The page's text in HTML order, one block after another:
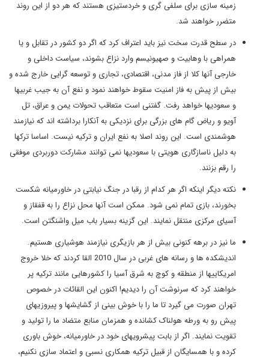
زمینه سازی برای سلفی گری و خردستیزی هستند که هر دو از این روند
متضرر خواهند شد.
در سطح قدرت سخت نیز باید اعتراف کرد که اگر دو کشور در تقابل و یا
همراهی با وهابیت و صهیونیسم وارد نزاع بشوند، سیاست داخلی و
خارجی آنها کلا از فاز مدنی، اقتصادی، تجاری و توسعه گرایی خارج شده و
بیش از پیش به فاز امنیت سقوط خواهند نمود و نفع آن به جیب غربیها
و سعودیها خواهد رفت. گفتنی است متعاقب تحولات یمن و عراق، تل
آویو و ریاض گام های بزرگی برای نزدیکی به آنکارا برداشته اند که نیازمند
هوشمندی است. این روند اصلا به نفع ایران و ترکیه نیست. اساسا ترکها
به دلیل ناسازگاری هویتی با سعودیها نمی توانند مشارکت دوربردی موفقی
را رقم بزنند.
نکته دیگر اینکه اگر هر کدام از رقبا در جنگ نیابتی در خاورمیانه شکست
بخورند، بازی تمام نمی شود. ممکن است آنها محل نزاع را به قفقاز و
آسیای مرکزی منتقل نمایند. این گزینه بسیار باب میل واشنگتن است.
ما نیز در برهه کنونی بیش از هر بازیگری نیازمند هوشیاری هستیم.
اندیشکده ها و رسانه های غربی در سال 2010 القا کردند که خلا خروج
امریکاییها از منطقه و کوچ به شرق آسیا را کشورهایی مانند ترکیه پر
خواهند کرد که سرنوشت آن را دیدیم! اکنون این القائات در خصوص
تهران صورت می گیرد تا ما را با خوش بینی از گشایشها و پیروزیهای
پیش رو به ورطه هولناک کشانده و همزمان منابع متضاد ما را تولید و
تقویت نمایند. اگر از بابت پیشرویهای خود در خاورمیانه، خوش باوری
کرده و با همسایگان از قبیل ترکیه همکاری نسبی و اعتماد سازی نکنیم،